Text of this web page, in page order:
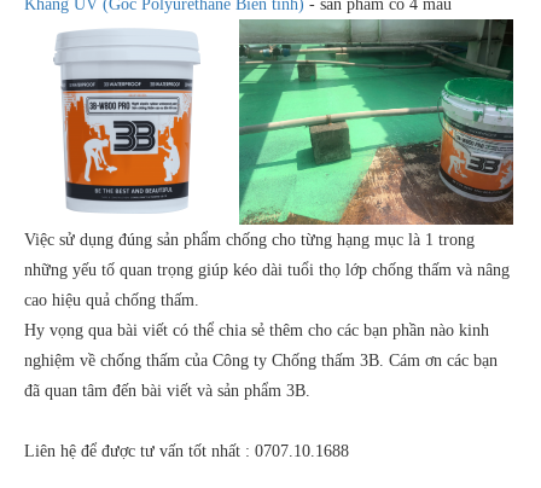
Kháng UV (Gốc Polyurethane Biến tính) - sản phẩm có 4 màu
Việc sử dụng đúng sản phẩm chống cho từng hạng mục là 1 trong
những yếu tố quan trọng giúp kéo dài tuổi thọ lớp chống thấm và nâng
cao hiệu quả chống thấm.
Hy vọng qua bài viết có thể chia sẻ thêm cho các bạn phần nào kinh
nghiệm về chống thấm của Công ty Chống thấm 3B. Cám ơn các bạn
đã quan tâm đến bài viết và sản phẩm 3B.
Liên hệ để được tư vấn tốt nhất : 0707.10.1688